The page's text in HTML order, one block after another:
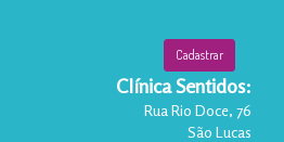
Clínica Sentidos:
Rua Rio Doce, 76
São Lucas